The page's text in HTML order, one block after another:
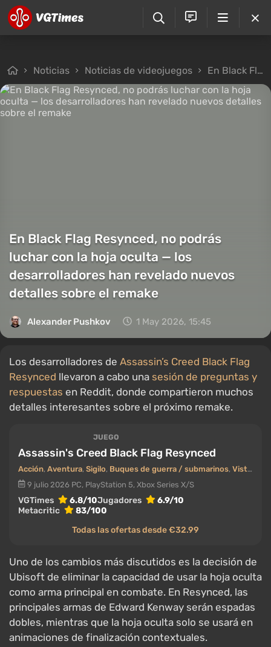
Noticias Noticias de videojuegos En Black Flag Resynced, no podrás luchar con la hoja oculta — los desarrolladores han revelado nuevos detalles sobre el remake
En Black Flag Resynced, no podrás
luchar con la hoja oculta — los
desarrolladores han revelado nuevos
detalles sobre el remake
Alexander Pushkov 1 May 2026, 15:45
Los desarrolladores de Assassin’s Creed Black Flag
Resynced llevaron a cabo una sesión de preguntas y
respuestas en Reddit, donde compartieron muchos
detalles interesantes sobre el próximo remake.
JUEGO
Assassin's Creed Black Flag Resynced
Acción, Aventura, Sigilo, Buques de guerra / submarinos, Vista en tercera persona
9 julio 2026 PC, PlayStation 5, Xbox Series X/S
VGTimes 6.8/10Jugadores
6.9/10
Metacritic
83/100
Todas las ofertas desde €32.99
Uno de los cambios más discutidos es la decisión de
Ubisoft de eliminar la capacidad de usar la hoja oculta
como arma principal en combate. En Resynced, las
principales armas de Edward Kenway serán espadas
dobles, mientras que la hoja oculta solo se usará en
animaciones de finalización contextuales.